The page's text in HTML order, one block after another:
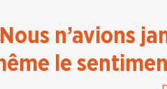
n’avions
le